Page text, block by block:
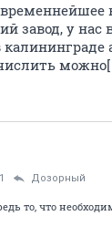
завод, у
можно[
Дозорный
то, что